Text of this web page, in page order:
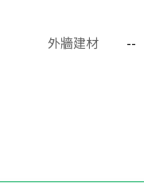
外牆建材 --